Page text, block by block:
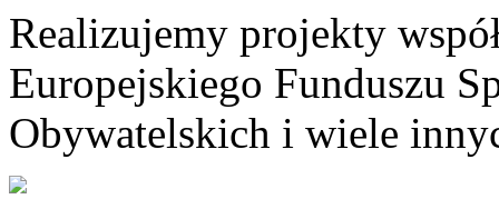
Realizujemy projekty
Europejskiego Funduszu
Obywatelskich i wiele